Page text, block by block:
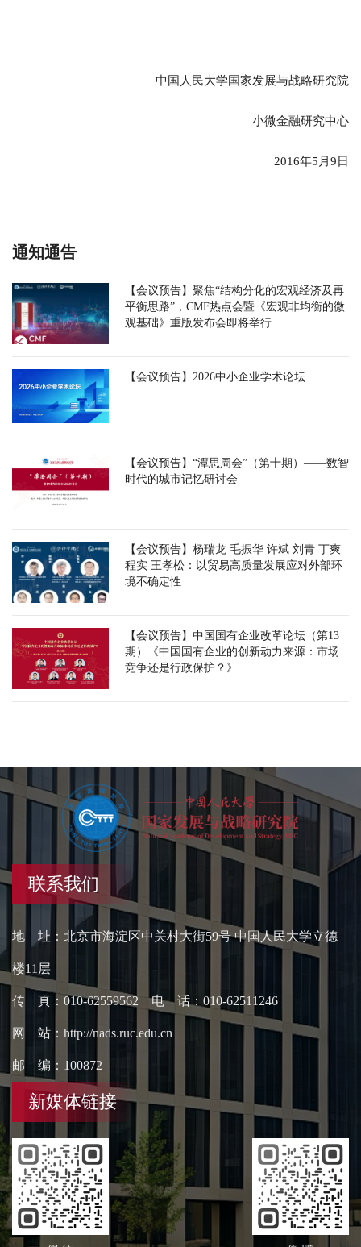
中国人民大学国家发展与战略研究院
小微金融研究中心
2016年5月9日
通知通告
【会议预告】聚焦“结构分化的宏观经济及再
平衡思路”，CMF热点会暨《宏观非均衡的微
观基础》重版发布会即将举行
【会议预告】2026中小企业学术论坛
【会议预告】“潭思周会”（第十期）——数智
时代的城市记忆研讨会
【会议预告】杨瑞龙 毛振华 许斌 刘青 丁爽
程实 王孝松：以贸易高质量发展应对外部环
境不确定性
【会议预告】中国国有企业改革论坛（第13
期）《中国国有企业的创新动力来源：市场
竞争还是行政保护？》
联系我们
地 址：北京市海淀区中关村大街59号 中国人民大学立德
楼11层
传 真：010-62559562 电 话：010-62511246
网 站：http://nads.ruc.edu.cn
邮 编：100872
新媒体链接